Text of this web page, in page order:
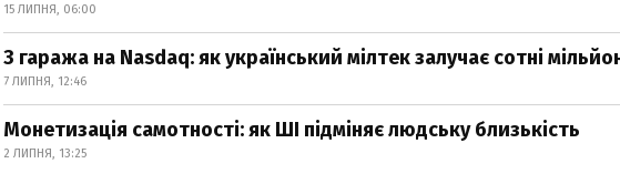
15 ЛИПНЯ, 06:00
З гаража на Nasdaq: як український мілтек залучає сотні
7 ЛИПНЯ, 12:46
Монетизація самотності: як ШІ підміняє людську близькість
2 ЛИПНЯ, 13:25